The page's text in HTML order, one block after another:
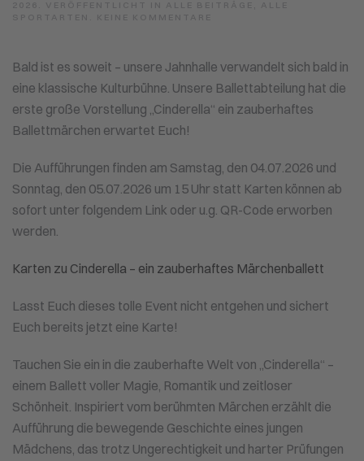
Bald ist es soweit – unsere Jahnhalle verwandelt sich bald in
eine klassische Kulturbühne. Unsere Ballettabteilung hat die
erste große Vorstellung „Cinderella“ ein zauberhaftes
Ballettmärchen erwartet Euch!
Die Aufführungen finden am Samstag, den 04.07.2026 und
Sonntag, den 05.07.2026 um 15 Uhr statt Karten können ab
sofort unter folgendem Link oder u.g. QR-Code erworben
werden.
Karten zu Cinderella – ein zauberhaftes Märchenballett
Lasst Euch dieses tolle Event nicht entgehen und sichert
Euch bereits jetzt eine Karte!
Tauchen Sie ein in die zauberhafte Welt von „Cinderella“ –
einem Ballett voller Magie, Romantik und zeitloser
Schönheit. Inspiriert vom berühmten Märchen erzählt die
Aufführung die bewegende Geschichte eines jungen
Mädchens, das trotz Ungerechtigkeit und harter Prüfungen